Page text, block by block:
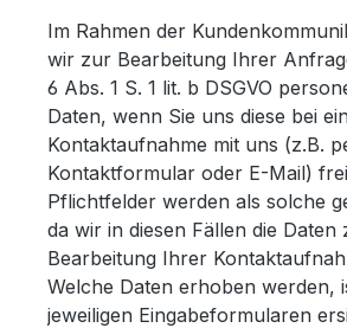
Im Rahmen der
wir zur Bearbeitung Ihrer
6 Abs. 1 S. 1 lit. b DSGVO
Daten, wenn Sie uns diese bei
Kontaktaufnahme mit uns (z.B.
Kontaktformular oder E-Mail)
Pflichtfelder werden als solche
da wir in diesen Fällen die Daten
Bearbeitung Ihrer
Welche Daten erhoben werden,
jeweiligen Eingabeformularen